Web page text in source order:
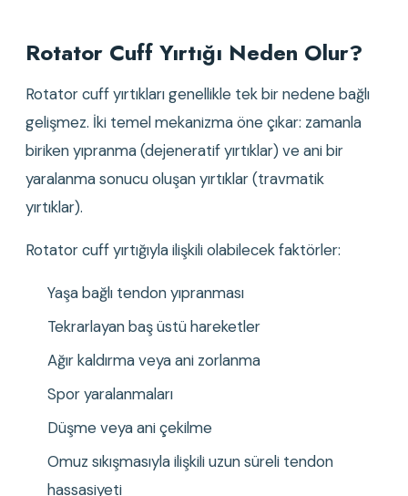
Rotator Cuff Yırtığı Neden Olur?
Rotator cuff yırtıkları genellikle tek bir nedene bağlı
gelişmez. İki temel mekanizma öne çıkar: zamanla
biriken yıpranma (dejeneratif yırtıklar) ve ani bir
yaralanma sonucu oluşan yırtıklar (travmatik
yırtıklar).
Rotator cuff yırtığıyla ilişkili olabilecek faktörler:
Yaşa bağlı tendon yıpranması
Tekrarlayan baş üstü hareketler
Ağır kaldırma veya ani zorlanma
Spor yaralanmaları
Düşme veya ani çekilme
Omuz sıkışmasıyla ilişkili uzun süreli tendon
hassasiyeti